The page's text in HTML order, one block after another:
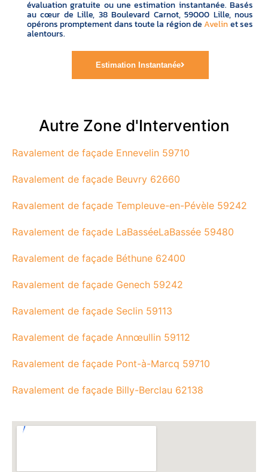
évaluation gratuite ou une estimation instantanée. Basés
au cœur de Lille, 38 Boulevard Carnot, 59000 Lille, nous
opérons promptement dans toute la région deAvelinet ses
alentours.
Estimation Instantanée
Autre Zone d'Intervention
Ravalement de façade Ennevelin 59710
Ravalement de façade Beuvry 62660
Ravalement de façade Templeuve-en-Pévèle 59242
Ravalement de façade LaBasséeLaBassée 59480
Ravalement de façade Béthune 62400
Ravalement de façade Genech 59242
Ravalement de façade Seclin 59113
Ravalement de façade Annœullin 59112
Ravalement de façade Pont-à-Marcq 59710
Ravalement de façade Billy-Berclau 62138